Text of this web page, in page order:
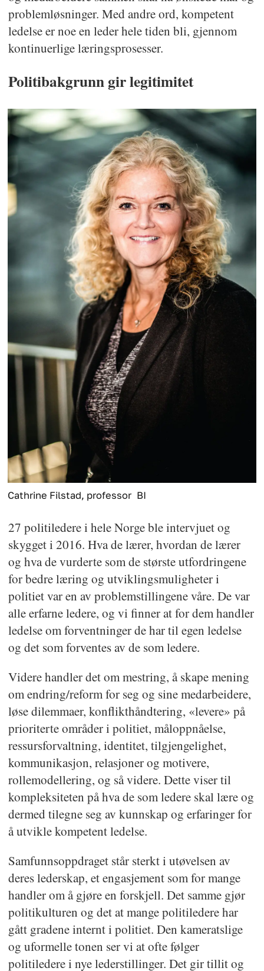
problemløsninger. Med andre ord, kompetent
ledelse er noe en leder hele tiden bli, gjennom
kontinuerlige læringsprosesser.
Politibakgrunn gir legitimitet
Cathrine Filstad, professor BI
27 politiledere i hele Norge ble intervjuet og
skygget i 2016. Hva de lærer, hvordan de lærer
og hva de vurderte som de største utfordringene
for bedre læring og utviklingsmuligheter i
politiet var en av problemstillingene våre. De var
alle erfarne ledere, og vi finner at for dem handler
ledelse om forventninger de har til egen ledelse
og det som forventes av de som ledere.
Videre handler det om mestring, å skape mening
om endring/reform for seg og sine medarbeidere,
løse dilemmaer, konflikthåndtering, «levere» på
prioriterte områder i politiet, måloppnåelse,
ressursforvaltning, identitet, tilgjengelighet,
kommunikasjon, relasjoner og motivere,
rollemodellering, og så videre. Dette viser til
kompleksiteten på hva de som ledere skal lære og
dermed tilegne seg av kunnskap og erfaringer for
å utvikle kompetent ledelse.
Samfunnsoppdraget står sterkt i utøvelsen av
deres lederskap, et engasjement som for mange
handler om å gjøre en forskjell. Det samme gjør
politikulturen og det at mange politiledere har
gått gradene internt i politiet. Den kameratslige
og uformelle tonen ser vi at ofte følger
politiledere i nye lederstillinger. Det gir tillit og